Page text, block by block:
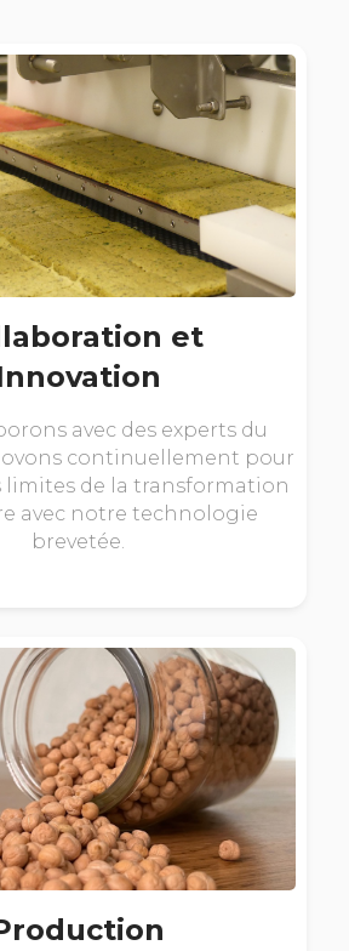
et
avec des experts du
continuellement pour
limites de la transformation
avec notre technologie
brevetée.